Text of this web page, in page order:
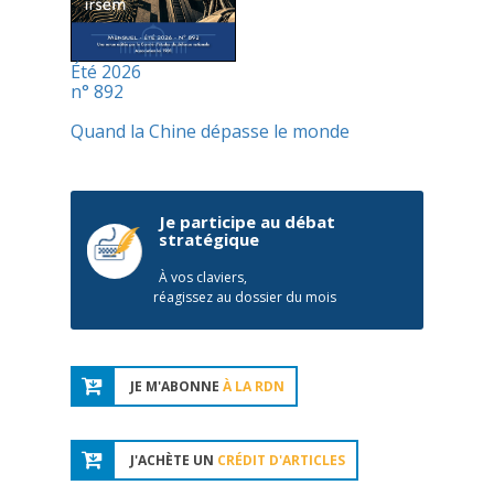
Été 2026
n° 892
Quand la Chine dépasse le monde
Je participe au débat
stratégique
À vos claviers,
réagissez au dossier du mois
JE M'ABONNE À LA RDN
J'ACHÈTE UN CRÉDIT D'ARTICLES